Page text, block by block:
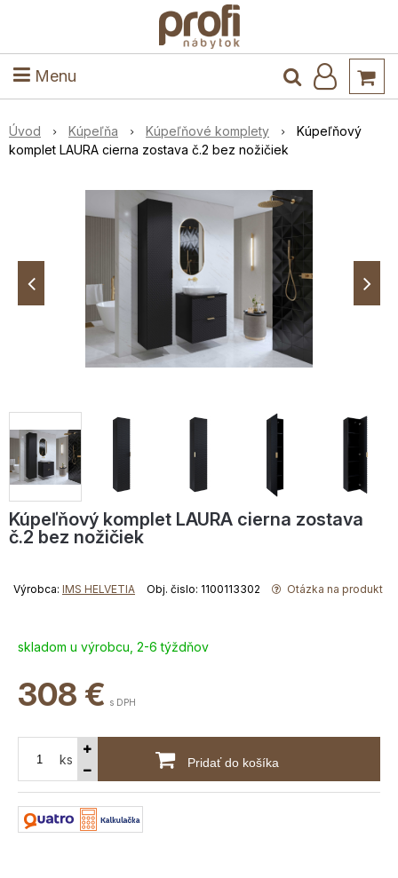
Menu
Kuchyňa a jedáleň
Úvod Kúpeľňa Kúpeľňové komplety
Kúpeľňový
komplet LAURA cierna zostava č.2 bez nožičiek
Kúpeľňový komplet LAURA cierna zostava
č.2 bez nožičiek
Výrobca: IMS HELVETIA Obj. čislo: 1100113302 Otázka na produkt
skladom u výrobcu, 2-6 týždňov
308 € s DPH
ks Pridať do košíka